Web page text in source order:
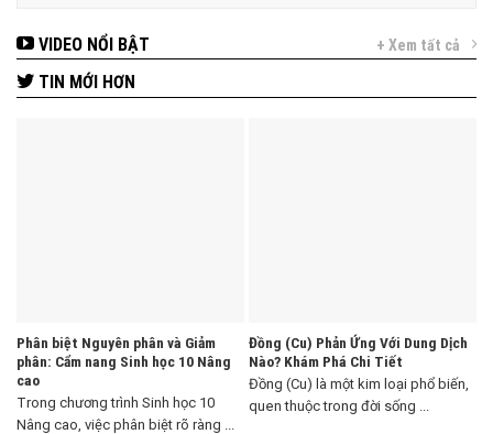
VIDEO NỔI BẬT + Xem tất cả
TIN MỚI HƠN
Phân biệt Nguyên phân và Giảm
phân: Cẩm nang Sinh học 10 Nâng
cao
Trong chương trình Sinh học 10
Nâng cao, việc phân biệt rõ ràng ...
Đồng (Cu) Phản Ứng Với Dung Dịch
Nào? Khám Phá Chi Tiết
Đồng (Cu) là một kim loại phổ biến,
quen thuộc trong đời sống ...